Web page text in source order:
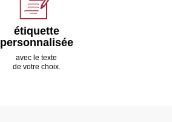
étiquette
personnalisée
avec le texte
de votre choix.